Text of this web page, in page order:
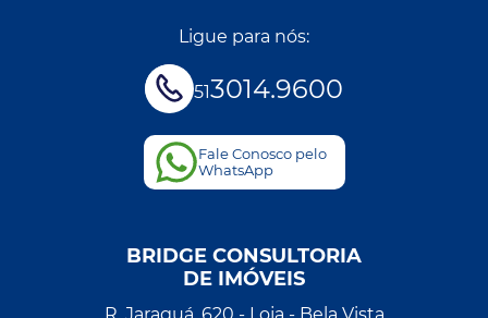
Ligue para nós:
513014.9600
Fale Conosco pelo
WhatsApp
BRIDGE CONSULTORIA
DE IMÓVEIS